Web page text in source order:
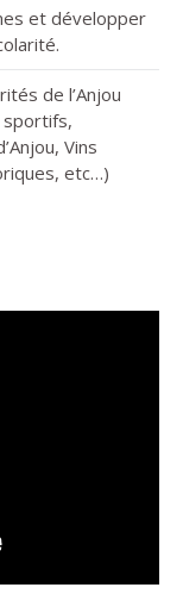
et développer
de l’Anjou
sportifs,
Vins
etc…)